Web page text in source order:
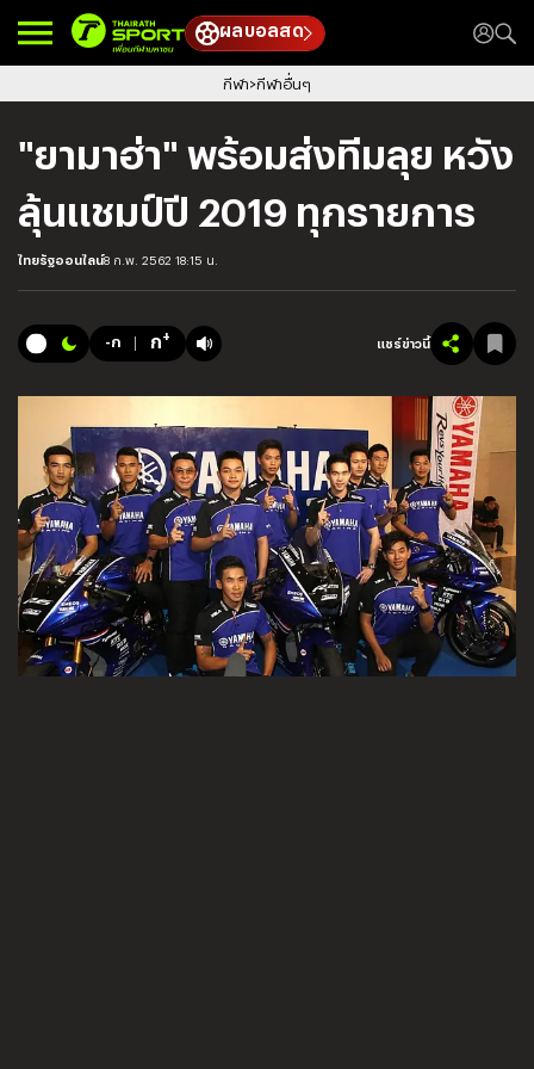
ผลบอลสด
กีฬา กีฬาอื่นๆ
"ยามาฮ่า" พร้อมส่งทีมลุย หวัง
ลุ้นแชมป์ปี 2019 ทุกรายการ
ไทยรัฐออนไลน์8 ก.พ. 2562 18:15 น.
-ก ก+ แชร์ข่าวนี้